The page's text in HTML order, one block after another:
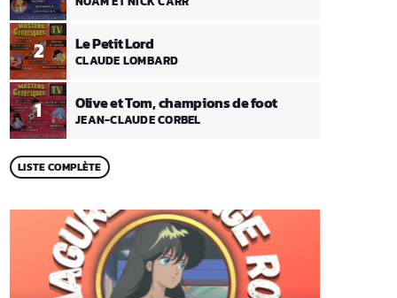
1 Olive et Tom, champions de foot
JEAN-CLAUDE CORBEL
2 Le Petit Lord
CLAUDE LOMBARD
LISTE COMPLÈTE